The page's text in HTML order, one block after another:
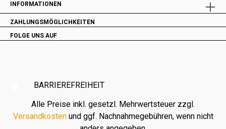
INFORMATIONEN
ZAHLUNGSMÖGLICHKEITEN
FOLGE UNS AUF
BARRIEREFREIHEIT
Alle Preise inkl. gesetzl. Mehrwertsteuer zzgl.
Versandkostenund ggf. Nachnahmegebühren, wenn nicht